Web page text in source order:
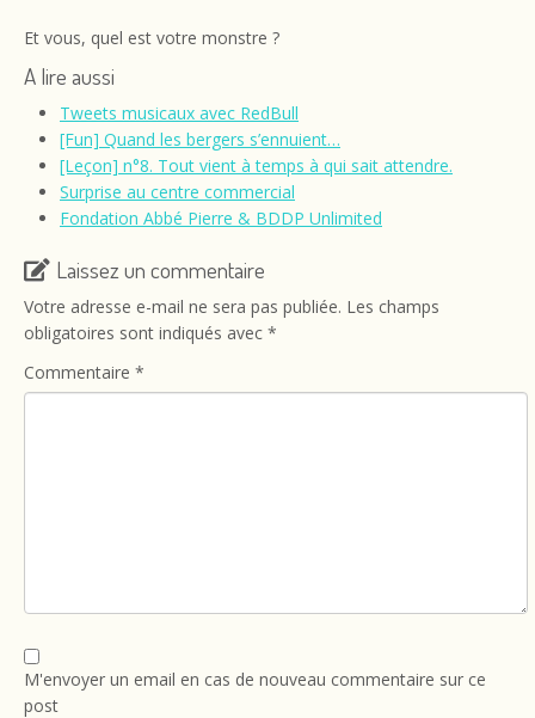
Et vous, quel est votre monstre ?
A lire aussi
Tweets musicaux avec RedBull
[Fun] Quand les bergers s’ennuient…
[Leçon] n°8. Tout vient à temps à qui sait attendre.
Surprise au centre commercial
Fondation Abbé Pierre & BDDP Unlimited
Laissez un commentaire
Votre adresse e-mail ne sera pas publiée. Les champs
obligatoires sont indiqués avec *
Commentaire *
M'envoyer un email en cas de nouveau commentaire sur ce
post